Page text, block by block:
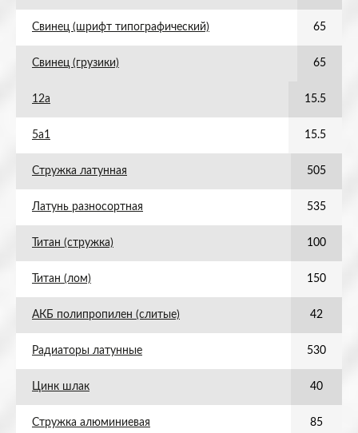
Свинец (шрифт типографический) 65
Свинец (грузики) 65
12а 15.5
5а1 15.5
Стружка латунная 505
Латунь разносортная 535
Титан (стружка) 100
Титан (лом) 150
АКБ полипропилен (слитые) 42
Радиаторы латунные 530
Цинк шлак 40
Стружка алюминиевая 85